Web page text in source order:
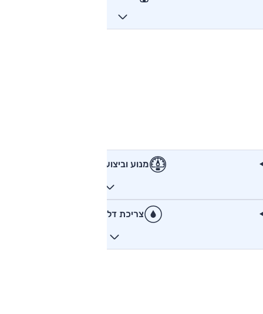
מנוע וביצועים
צריכת דלק